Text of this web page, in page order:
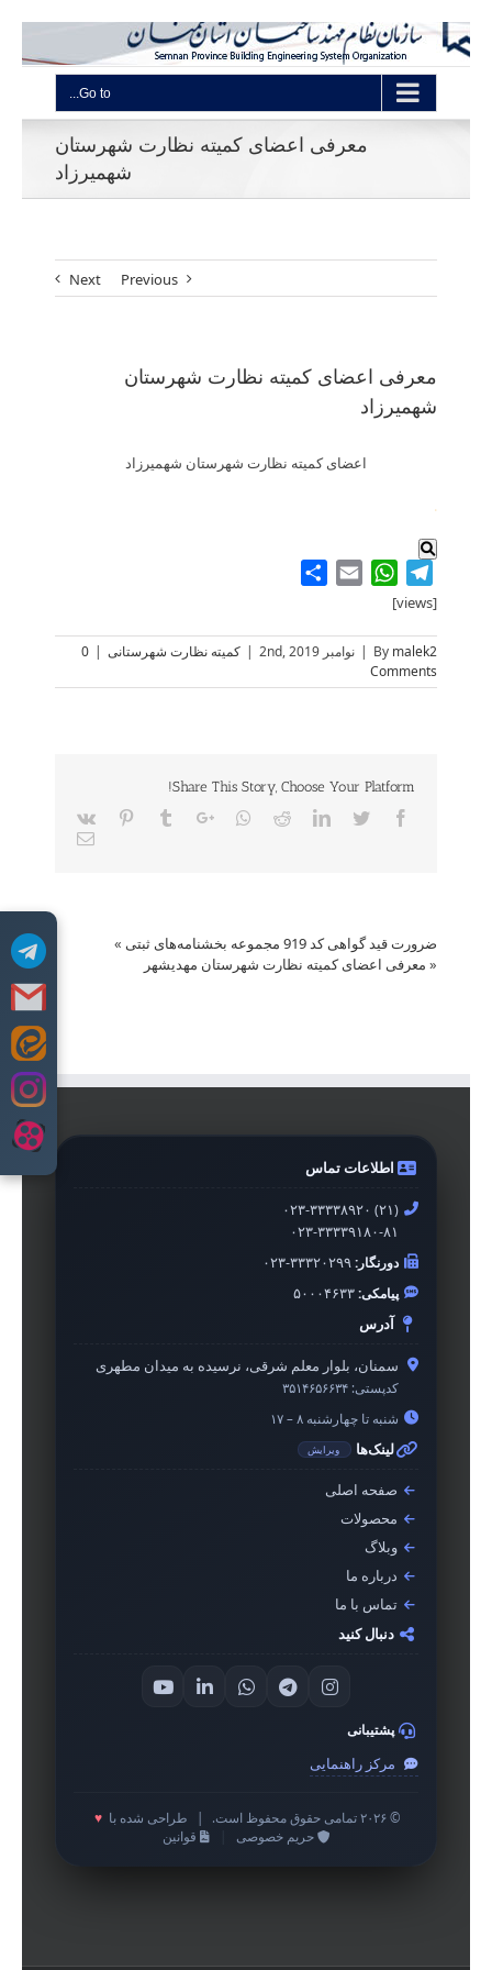
content
Go to...
معرفی اعضای کمیته نظارت شهرستان
شهمیرزاد
Previous
Next
معرفی اعضای کمیته نظارت شهرستان
شهمیرزاد
اعضای کمیته نظارت شهرستان شهمیرزاد
.
Telegram
WhatsApp
Email
[views]
By malek2
| نوامبر 2nd, 2019 | کمیته نظارت شهرستانی |
0
Comments
Share This Story, Choose Your Platform!
Facebook
Twitter
LinkedIn
Reddit
Whatsapp
Google+
Tumblr
Pinterest
Vk
Email
ضرورت قید گواهی کد 919 مجموعه بخشنامه‌های ثبتی
»
« معرفی اعضای کمیته نظارت شهرستان مهدیشهر
اطلاعات تماس
۰۲۳-۳۳۳۳۸۹۲۰ (۲۱)
۰۲۳-۳۳۳۳۹۱۸۰-۸۱
دورنگار:۰۲۳-۳۳۳۲۰۲۹۹
پیامکی:۵۰۰۰۴۶۳۳
آدرس
سمنان، بلوار معلم شرقی، نرسیده به میدان مطهری
کدپستی: ۳۵۱۴۶۵۶۶۳۴
شنبه تا چهارشنبه ۸ – ۱۷
لینک‌ها ویرایش
صفحه اصلی
محصولات
وبلاگ
درباره ما
تماس با ما
دنبال کنید
پشتیبانی
مرکز راهنمایی
© ۲۰۲۶ تمامی حقوق محفوظ است. طراحی شده با ♥
حریم خصوصی
قوانین